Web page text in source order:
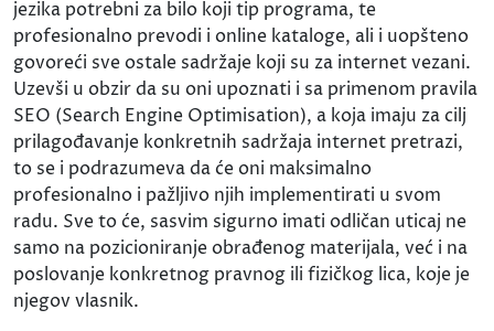
jezika potrebni za bilo koji tip programa, te
profesionalno prevodi i online kataloge, ali i uopšteno
govoreći sve ostale sadržaje koji su za internet vezani.
Uzevši u obzir da su oni upoznati i sa primenom pravila
SEO (Search Engine Optimisation), a koja imaju za cilj
prilagođavanje konkretnih sadržaja internet pretrazi,
to se i podrazumeva da će oni maksimalno
profesionalno i pažljivo njih implementirati u svom
radu. Sve to će, sasvim sigurno imati odličan uticaj ne
samo na pozicioniranje obrađenog materijala, već i na
poslovanje konkretnog pravnog ili fizičkog lica, koje je
njegov vlasnik.